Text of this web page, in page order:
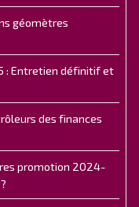
géomètres
: Entretien définitif et
des finances
promotion 2024-